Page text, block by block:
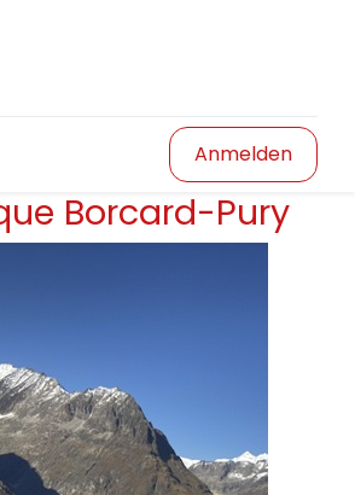
Anmelden
Borcard-Pury